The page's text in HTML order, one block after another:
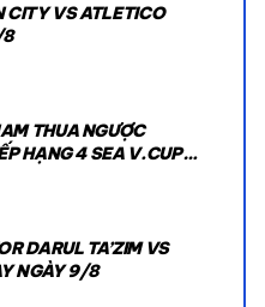
CITY VS ATLETICO
8
THUA NGƯỢC
HẠNG 4 SEA V.CUP
DARUL TA’ZIM VS
NGÀY 9/8